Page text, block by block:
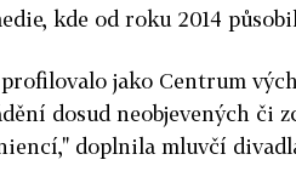
kde od roku 2014
jako Centrum
dosud neobjevených či
doplnila mluvčí